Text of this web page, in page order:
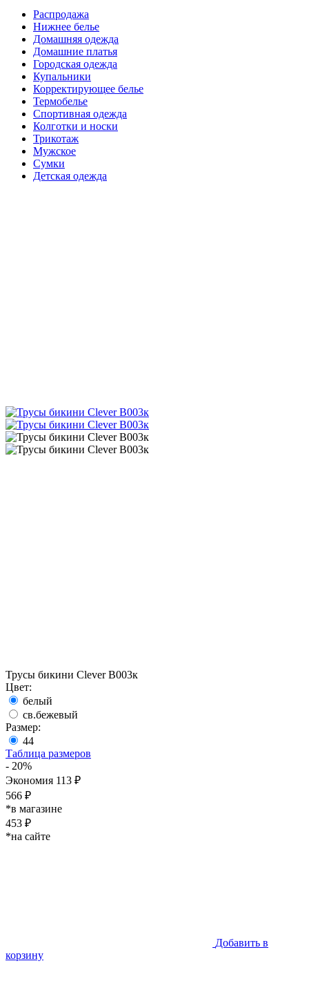
Распродажа
Нижнее белье
Домашняя одежда
Домашние платья
Городская одежда
Купальники
Корректирующее белье
Термобелье
Спортивная одежда
Колготки и носки
Трикотаж
Мужское
Сумки
Детская одежда
Трусы бикини Clever B003к
Цвет:
белый
св.бежевый
Размер:
44
Таблица размеров
- 20%
Экономия 113 ₽
566 ₽
*в магазине
453 ₽
*на сайте
Добавить в
корзину